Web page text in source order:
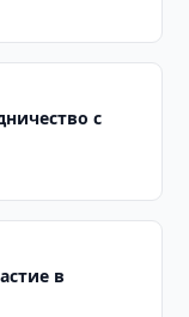
с
в